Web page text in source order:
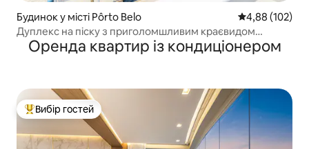
Будинок у місті Pôrto Belo Середня
4,88 (102)
Дуплекс на піску з приголомшливим краєвидом
RAT001
Оренда квартир із кондиціонером
Топ вибір гостей
Вибір гостей